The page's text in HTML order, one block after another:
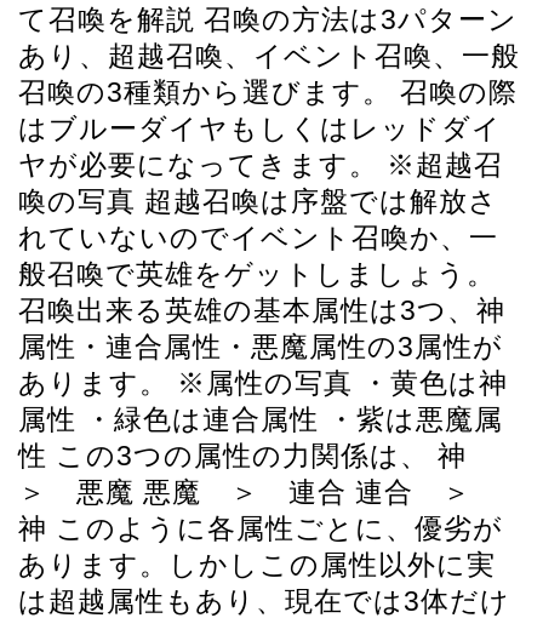
て召喚を解説 召喚の方法は3パターン
あり、超越召喚、イベント召喚、一般
召喚の3種類から選びます。 召喚の際
はブルーダイヤもしくはレッドダイ
ヤが必要になってきます。 ※超越召
喚の写真 超越召喚は序盤では解放さ
れていないのでイベント召喚か、一
般召喚で英雄をゲットしましょう。
召喚出来る英雄の基本属性は3つ、神
属性・連合属性・悪魔属性の3属性が
あります。 ※属性の写真 ・黄色は神
属性 ・緑色は連合属性 ・紫は悪魔属
性 この3つの属性の力関係は、 神
＞ 悪魔 悪魔 ＞ 連合 連合 ＞
神 このように各属性ごとに、優劣が
あります。しかしこの属性以外に実
は超越属性もあり、現在では3体だけ